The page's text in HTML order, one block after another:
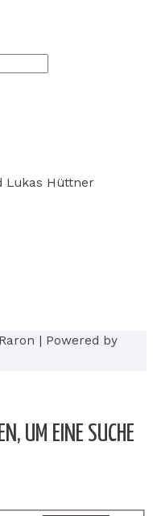
Lukas Hüttner
| Powered by
UM EINE SUCHE